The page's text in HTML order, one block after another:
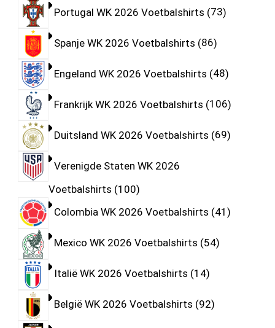
Portugal WK 2026 Voetbalshirts 73
Spanje WK 2026 Voetbalshirts 86
Engeland WK 2026 Voetbalshirts 48
Frankrijk WK 2026 Voetbalshirts 106
Duitsland WK 2026 Voetbalshirts 69
Verenigde Staten WK 2026
Voetbalshirts 100
Colombia WK 2026 Voetbalshirts 41
Mexico WK 2026 Voetbalshirts 54
Italië WK 2026 Voetbalshirts 14
België WK 2026 Voetbalshirts 92